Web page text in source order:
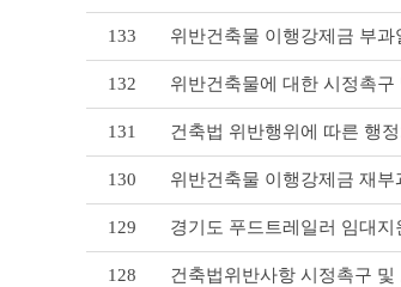
트
이
133 위반건축물 이행강제금 부
132 위반건축물에 대한 시정촉
131 건축법 위반행위에 따른 행
130 위반건축물 이행강제금 재
129 경기도 푸드트레일러 임대지
128 건축법위반사항 시정촉구